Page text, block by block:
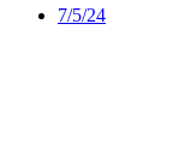
7/5/24